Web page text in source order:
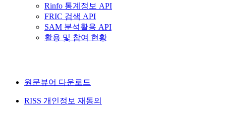
Rinfo 통계정보 API
FRIC 검색 API
SAM 분석활용 API
활용 및 참여 현황
원문뷰어 다운로드
RISS 개인정보 재동의